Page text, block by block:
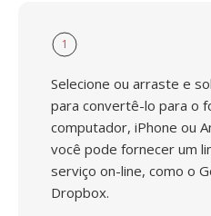
1
Selecione ou arraste e
para convertê-lo para o
computador, iPhone ou
você pode fornecer um
serviço on-line, como o
Dropbox.